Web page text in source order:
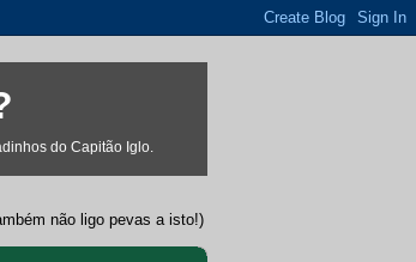
do Capitão Iglo.
não ligo pevas a isto!)